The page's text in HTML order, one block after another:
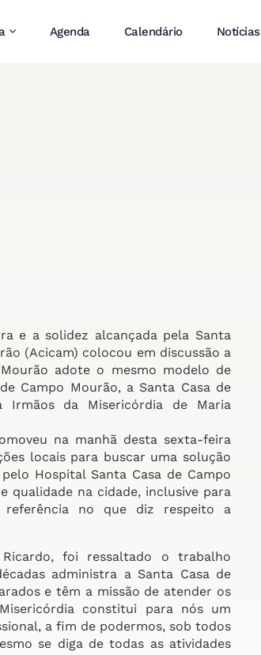
Agenda Calendário Notícias
e a solidez alcançada pela Santa
(Acicam) colocou em discussão a
adote o mesmo modelo de
Campo Mourão, a Santa Casa de
Irmãos da Misericórdia de Maria
na manhã desta sexta-feira
locais para buscar uma solução
Hospital Santa Casa de Campo
qualidade na cidade, inclusive para
no que diz respeito a
foi ressaltado o trabalho
administra a Santa Casa de
e têm a missão de atender os
constitui para nós um
a fim de podermos, sob todos
se diga de todas as atividades